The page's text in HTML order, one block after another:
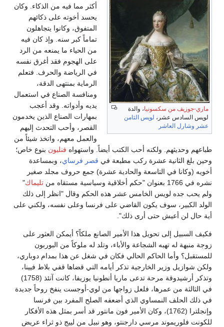
ماري-جوزيف من سكسونيا، والدة
لويس السادس عشر، لويس الثامن
عشر وشارل العاشر
أكثر مما فيه من الذكاء. وكان
يحسد أخوته على ذكائهم
المتفوق، وكانوا يتجاهلون
تماماً كبر سنه. وإذ كان فيه
من الحياء ما يمنعه من الرد
على الهجوم فقد أغرق نفسه
في الرياضة والحرف. فتعلم
الرماية بمنتهى الدقة،
ومنافسة الصناع في استعمال
يديه وأدواته. وقد أعجب
بمهارات الصناع الذين يخدمون
القصر، وأحب التحدث إليهم
والعمل معهم، واتخذ شيئاً من
طباعهم وحديثهم. ولكنه أحب الكتب أيضاً. واستهواه فنليون بنوع خاص؛
وحين بلغ الثانية عشرة ركب مطبعة في قصر فرساي، وبمساعدة
أخويه (وكانا في التاسعة والحادية عشرة) جمع حروف مجلد صغير
نشره في 1766 بعنوان "حكم أخلاقية وسياسية مستقاه من
تليماك"
ولم يحب جده لويس الخامس عشر هذه الحكم وقال "انظر إلى ذلك
الولد الكبير، سوف يكون القاضي على فرنسا وعلى نفسه، ولكني على
أية حال لن أعيش حتى أرى ذلك".
فكيف السبيل إلى تحويل هذا الأمير الصانع ملكاً؟ أيمكن العثور على
زوجة منبهة له تهبه الشجاعة والأباء، وتلد له ملوكاً من البوربون
للمستقبل؟ وأما الحاكم الحالي فكان في شغل عن هذا بمدام دوباري،
ولكن شوازيل وزير الخارجية تذكر أيامه التي قضاها قفي بلاط فيينا،
وتذكر أرشيدوقة مرحة تدعى ماريا أنطونيا يوزيفا، كانت آنئذ (1758)
في الثالثة من عمرها، فلعل زواجها من لوي-أوجست ينفخ روحاً جديدة
في ذلك الحلف النمساوي الذي أضعفه الصلح المفرد بين فرنسا
وإنجلترا (1762)، وكان الأمير فون مانتور قد أسر بمثل هذه الأفكار
للكونت فلوريموند مرسي دارجنتو، وهو نبيل من لييج ذو ثراء عريض